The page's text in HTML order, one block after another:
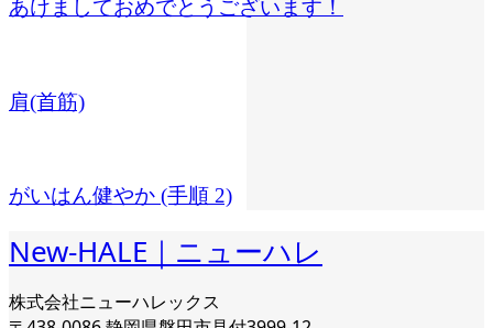
あけましておめでとうございます！
肩(首筋)
がいはん健やか (手順 2)
New-HALE｜ニューハレ
株式会社ニューハレックス